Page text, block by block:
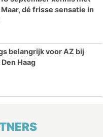
dé frisse sensatie in
belangrijk voor AZ bij
Haag